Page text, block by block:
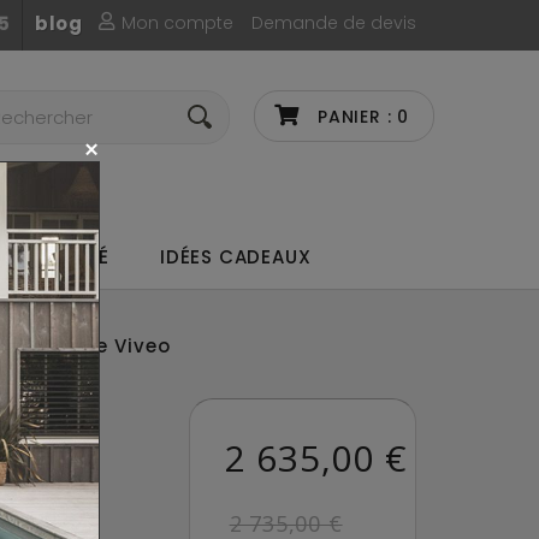
Mon compte Demande de devis
blog
PANIER : 0
DE CAFÉ IDÉES CADEAUX
Viveo
VIVEO
2 635,00 €
2 735,00 €